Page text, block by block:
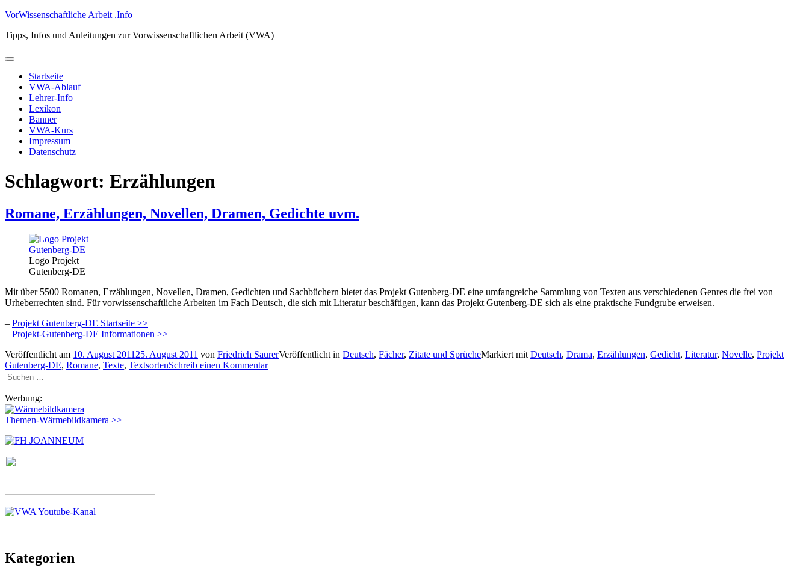
Zum
springen
VorWissenschaftliche Arbeit .Info
Tipps, Infos und Anleitungen zur Vorwissenschaftlichen Arbeit (VWA)
Primäres
Startseite
VWA-Ablauf
Lehrer-Info
Lexikon
Banner
VWA-Kurs
Impressum
Datenschutz
Schlagwort: Erzählungen
Romane, Erzählungen, Novellen, Dramen, Gedichte uvm.
Logo Projekt
Gutenberg-DE
Mit über 5500 Romanen, Erzählungen, Novellen, Dramen, Gedichten und Sachbüchern bietet das Projekt Gutenberg-DE eine umfangreiche Sammlung von Texten aus verschiedenen Genres die frei von
Urheberrechten sind. Für vorwissenschaftliche Arbeiten im Fach Deutsch, die sich mit Literatur beschäftigen, kann das Projekt Gutenberg-DE sich als eine praktische Fundgrube erweisen.
– Projekt Gutenberg-DE Startseite >>
– Projekt-Gutenberg-DE Informationen >>
Veröffentlicht am 10. August 2011 25. August 2011 von Friedrich SaurerVeröffentlicht in Deutsch, Fächer, Zitate und SprücheMarkiert mit Deutsch, Drama, Erzählungen, Gedicht, Literatur, Novelle, Projekt
Gutenberg-DE, Romane, Texte, TextsortenSchreib einen Kommentar
Suchen
nach:
Werbung:
Themen-Wärmebildkamera >>
Kategorien